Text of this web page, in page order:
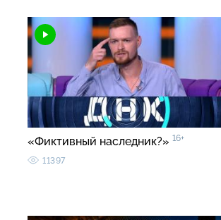
«Фиктивный наследник?» 16+
11397